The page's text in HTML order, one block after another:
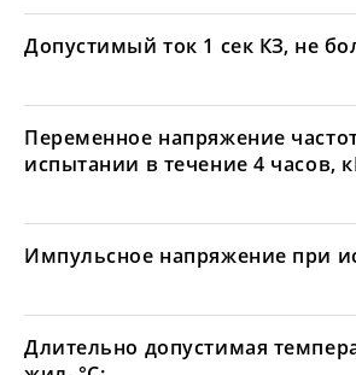
Допустимый ток 1 сек КЗ, не
Переменное напряжение
испытании в течение 4 часов,
Импульсное напряжение при
Длительно допустимая